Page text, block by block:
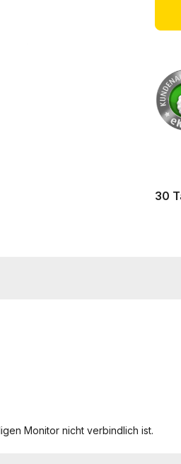
30
Monitor nicht verbindlich ist.